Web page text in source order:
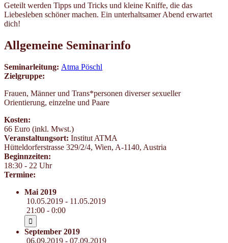
Geteilt werden Tipps und Tricks und kleine Kniffe, die das
Liebesleben schöner machen. Ein unterhaltsamer Abend erwartet
dich!
Allgemeine Seminarinfo
Seminarleitung: Atma Pöschl
Zielgruppe:
Frauen, Männer und Trans*personen diverser sexueller
Orientierung, einzelne und Paare
Kosten:
66 Euro (inkl. Mwst.)
Veranstaltungsort: Institut ATMA
Hütteldorferstrasse 329/2/4, Wien, A-1140, Austria
Beginnzeiten:
18:30 - 22 Uhr
Termine:
Mai 2019
10.05.2019 - 11.05.2019
21:00 - 0:00
September 2019
06.09.2019 - 07.09.2019